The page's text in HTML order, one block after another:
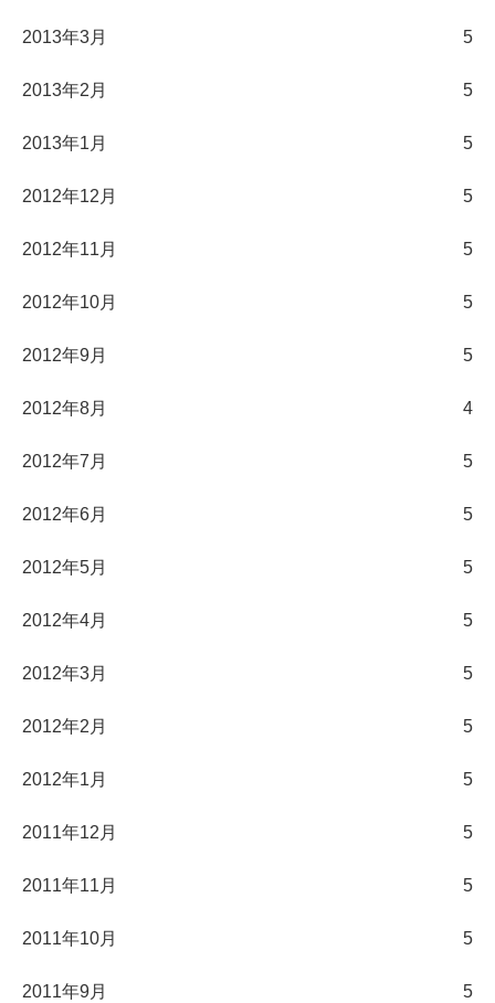
2013年3月 5
2013年2月 5
2013年1月 5
2012年12月 5
2012年11月 5
2012年10月 5
2012年9月 5
2012年8月 4
2012年7月 5
2012年6月 5
2012年5月 5
2012年4月 5
2012年3月 5
2012年2月 5
2012年1月 5
2011年12月 5
2011年11月 5
2011年10月 5
2011年9月 5